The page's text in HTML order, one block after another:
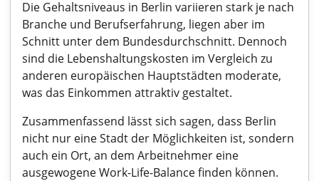
Die Gehaltsniveaus in Berlin variieren stark je nach
Branche und Berufserfahrung, liegen aber im
Schnitt unter dem Bundesdurchschnitt. Dennoch
sind die Lebenshaltungskosten im Vergleich zu
anderen europäischen Hauptstädten moderate,
was das Einkommen attraktiv gestaltet.
Zusammenfassend lässt sich sagen, dass Berlin
nicht nur eine Stadt der Möglichkeiten ist, sondern
auch ein Ort, an dem Arbeitnehmer eine
ausgewogene Work-Life-Balance finden können.